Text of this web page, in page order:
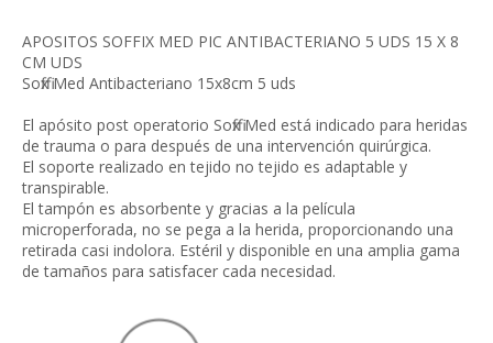
APOSITOS SOFFIX MED PIC ANTIBACTERIANO 5 UDS 15 X 8
CM UDS
Soffix Med Antibacteriano 15x8cm 5 uds
El apósito post operatorio Soffix Med está indicado para heridas
de trauma o para después de una intervención quirúrgica.
El soporte realizado en tejido no tejido es adaptable y
transpirable.
El tampón es absorbente y gracias a la película
microperforada, no se pega a la herida, proporcionando una
retirada casi indolora. Estéril y disponible en una amplia gama
de tamaños para satisfacer cada necesidad.